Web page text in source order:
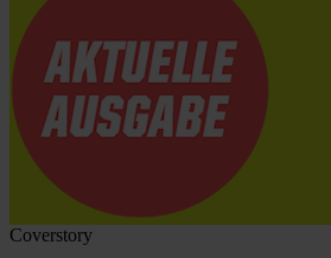
Coverstory